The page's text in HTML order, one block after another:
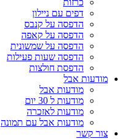
דפים עם ניילון
הדפסה על קנבס
הדפסה על קאפה
הדפסה על שמשונית
הדפסה שעות פעילות
הדפסת חולצות
מודעות אבל
מודעות אבל
מודעות ל 30 יום
מודעות לאזכרה
מודעות אבל עם תמונה
צור קשר